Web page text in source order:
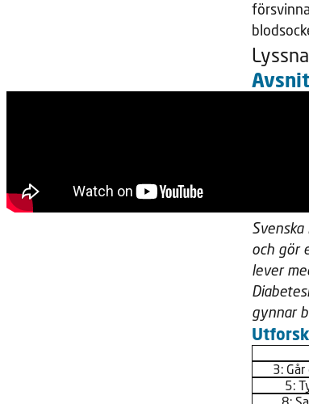
och gör
lever
gynnar
3:
5: